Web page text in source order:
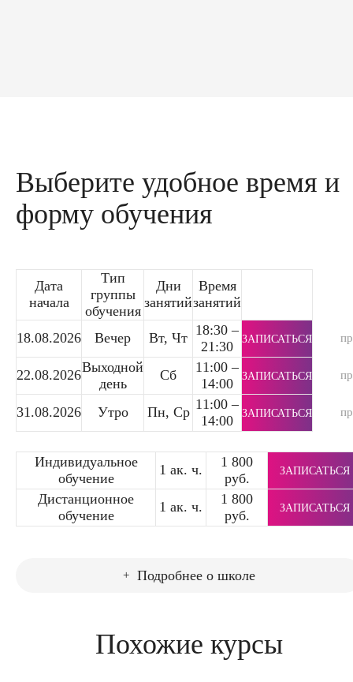
Выберите удобное время и
форму обучения
Дата
начала
Тип
группы
обучения
Дни
занятий
Время
занятий
18.08.2026 Вечер Вт, Чт 18:30 –
21:30
ЗАПИСАТЬСЯ
22.08.2026Выходной
день
Сб
11:00 –
14:00
ЗАПИСАТЬСЯ
31.08.2026 Утро Пн, Ср 11:00 –
14:00
ЗАПИСАТЬСЯ
Индивидуальное
обучение
1 ак. ч.
1 800
руб.
ЗАПИСАТЬСЯ
Дистанционное
обучение
1 ак. ч.
1 800
руб.
ЗАПИСАТЬСЯ
Подробнее о школе
Похожие курсы